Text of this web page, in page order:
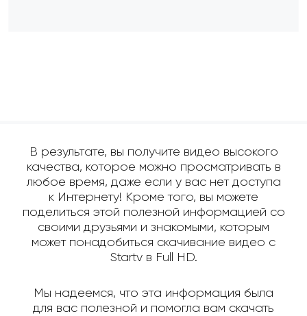
В результате, вы получите видео высокого
качества, которое можно просматривать в
любое время, даже если у вас нет доступа
к Интернету! Кроме того, вы можете
поделиться этой полезной информацией со
своими друзьями и знакомыми, которым
может понадобиться скачивание видео с
Startv в Full HD.
Мы надеемся, что эта информация была
для вас полезной и помогла вам скачать